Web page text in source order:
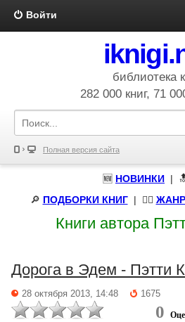
Войти
библиотека
282 000 книг, 71
Полная версия сайта
🆕 НОВИНКИ |
🔎 ПОДБОРКИ КНИГ| 🧝‍♀️
Книги автора
Дорога в Эдем - Пэтти
28 октября 2013, 14:48 1675
0